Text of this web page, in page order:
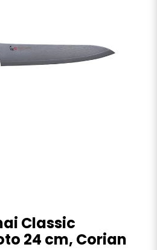
Classic
24 cm, Corian